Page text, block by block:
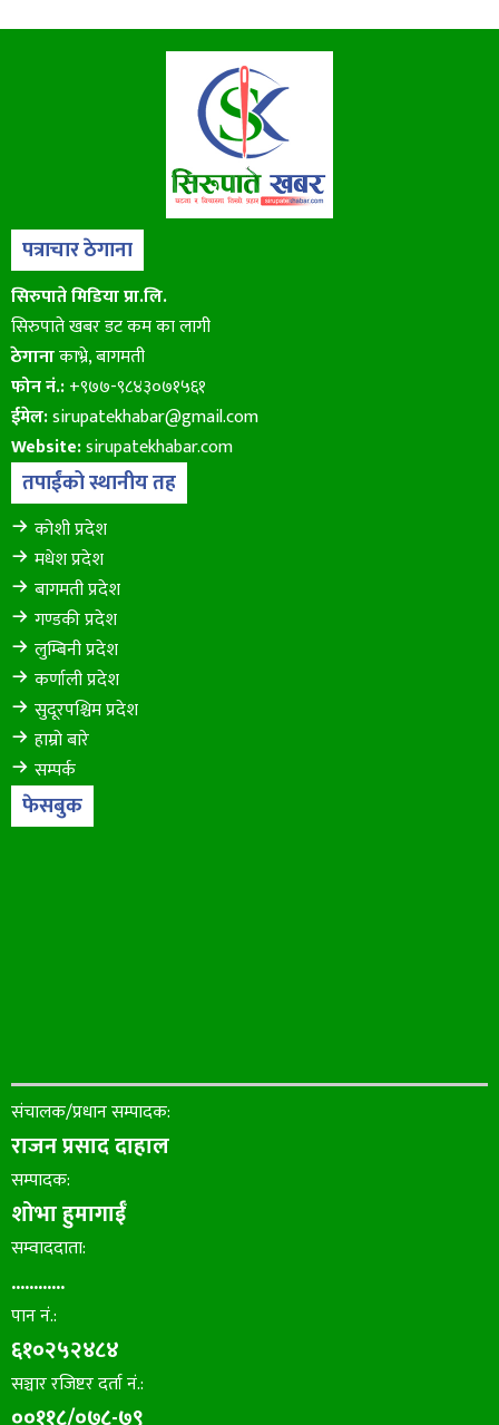
पत्राचार ठेगाना
सिरुपाते मिडिया प्रा.लि.
सिरुपाते खबर डट कम का लागी
ठेगानाकाभ्रे, बागमती
फोन नं.:+९७७-९८४३०७१५६१
ईमेल:sirupatekhabar@gmail.com
Website:sirupatekhabar.com
तपाईंको स्थानीय तह
कोशी प्रदेश
मधेश प्रदेश
बागमती प्रदेश
गण्डकी प्रदेश
लुम्बिनी प्रदेश
कर्णाली प्रदेश
सुदूरपश्चिम प्रदेश
हाम्रो बारे
सम्पर्क
फेसबुक
संचालक/प्रधान सम्पादक:
राजन प्रसाद दाहाल
सम्पादक:
शोभा हुमागाईँ
सम्वाददाता:
............
पान नं.:
६१०२५२४८४
सञ्चार रजिष्टर दर्ता नं.: